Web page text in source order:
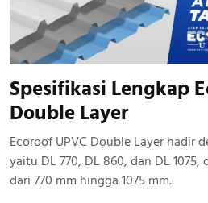
Spesifikasi Lengkap
Double Layer
Ecoroof UPVC Double Layer hadir
yaitu DL 770, DL 860, dan DL
dari 770 mm hingga 1075 mm.